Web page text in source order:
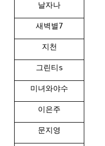
날자나
새벽별7
지천
그린티s
미녀와야수
이은주
문지영